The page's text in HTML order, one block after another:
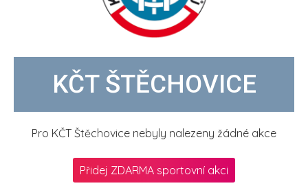
KČT ŠTĚCHOVICE
Pro KČT Štěchovice nebyly nalezeny žádné akce
Přidej ZDARMA sportovní akci